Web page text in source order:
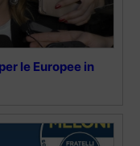
le Europee in